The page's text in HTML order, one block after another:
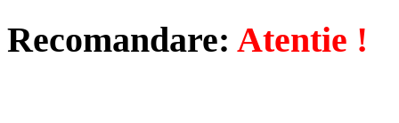
Recomandare: Atentie !